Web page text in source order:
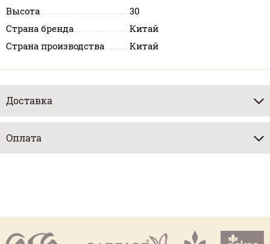
Высота
30
Страна бренда
Китай
Страна производства
Китай
Доставка
Оплата